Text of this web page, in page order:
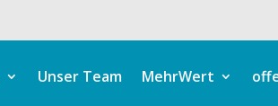
Unser Team MehrWert